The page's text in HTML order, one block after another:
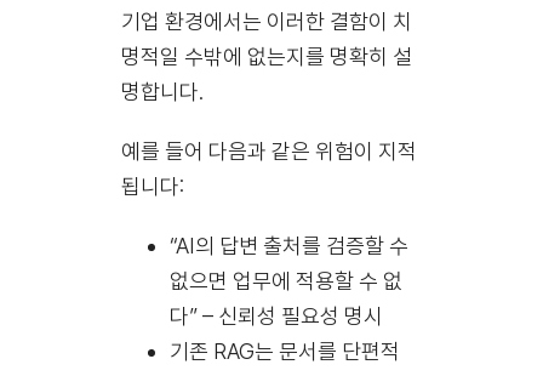
기업 환경에서는 이러한 결함이 치
명적일 수밖에 없는지를 명확히 설
명합니다.
예를 들어 다음과 같은 위험이 지적
됩니다:
“AI의 답변 출처를 검증할 수
없으면 업무에 적용할 수 없
다” – 신뢰성 필요성 명시
기존 RAG는 문서를 단편적